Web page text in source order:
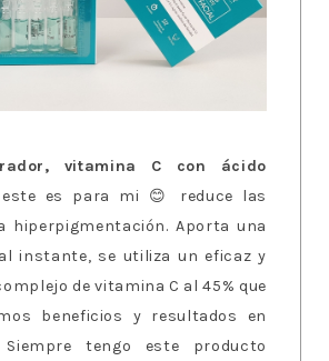
vitamina C con ácido
este es para mi 😊 reduce las
hiperpigmentación. Aporta una
instante, se utiliza un eficaz y
de vitamina C al 45% que
beneficios y resultados en
Siempre tengo este producto